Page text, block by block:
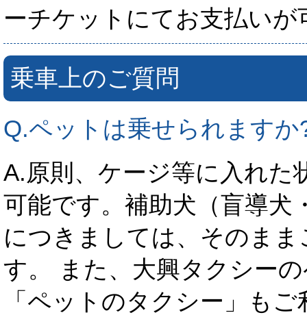
ーチケットにてお支払いが
乗車上のご質問
Q.ペットは乗せられますか
A.原則、ケージ等に入れた
可能です。補助犬（盲導犬
につきましては、そのま
す。 また、大興タクシー
「ペットのタクシー」も